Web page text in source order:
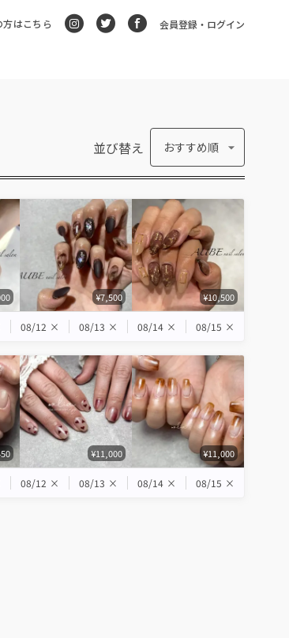
はこちら 会員登録・ログイン
並び替え おすすめ順
¥7,500 ¥10,500
08/12 × 08/13 × 08/14 × 08/15 ×
¥11,000 ¥11,000
08/12 × 08/13 × 08/14 × 08/15 ×